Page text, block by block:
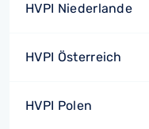
HVPI Niederlande
HVPI Österreich
HVPI Polen